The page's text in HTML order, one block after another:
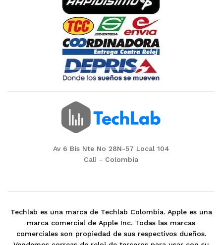
Av 6 Bis Nte No 28N-57 Local 104
Cali - Colombia
Techlab es una marca de Techlab Colombia. Apple es una
marca comercial de Apple Inc. Todas las marcas
comerciales son propiedad de sus respectivos dueños.